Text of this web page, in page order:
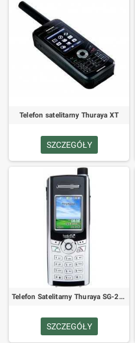
Telefon satelitarny Thuraya XT
SZCZEGÓŁY
Telefon Satelitarny Thuraya SG-2520
SZCZEGÓŁY